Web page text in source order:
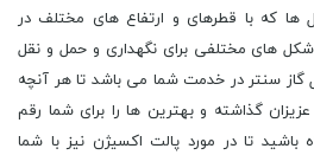
ها که با قطرهای و ارتفاع های مختلف در
های مختلفی برای نگهداری و حمل و نقل
گاز سنتر در خدمت شما می باشد تا هر آنچه
گذاشته و بهترین ها را برای شما رقم
باشید تا در مورد پالت اکسیژن نیز با شما